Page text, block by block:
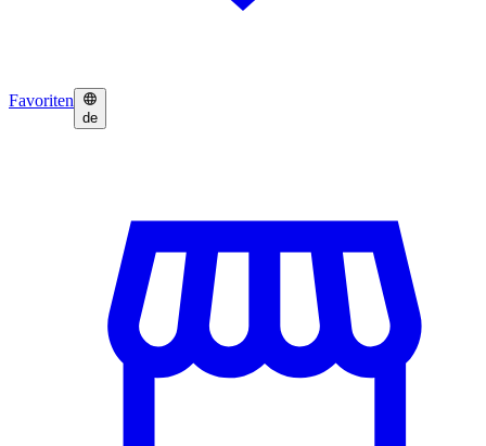
Favoriten
de